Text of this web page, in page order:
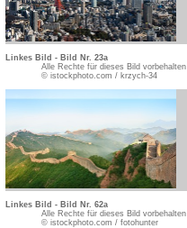
Linkes Bild - Bild Nr. 23a
Alle Rechte für dieses Bild vorbehalten
© istockphoto.com / krzych-34
Linkes Bild - Bild Nr. 62a
Alle Rechte für dieses Bild vorbehalten
© istockphoto.com / fotohunter